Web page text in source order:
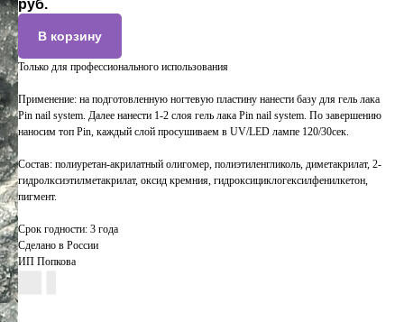
руб.
В корзину
Только для профессионального использования
Применение: на подготовленную ногтевую пластину нанести базу для гель лака
Pin nail system. Далее нанести 1-2 слоя гель лака Pin nail system. По завершению
наносим топ Pin, каждый слой просушиваем в UV/LED лампе 120/30сек.
Состав: полиуретан-акрилатный олигомер, полиэтиленгликоль, диметакрилат, 2-
гидролксиэтилметакрилат, оксид кремния, гидроксициклогексилфенилкетон,
пигмент.
Срок годности: 3 года
Сделано в России
ИП Попкова